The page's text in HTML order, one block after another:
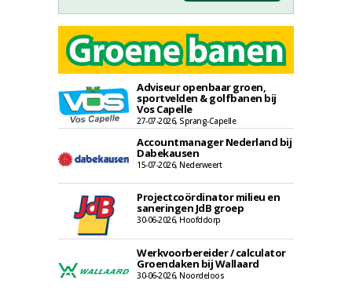
Adviseur openbaar groen,
sportvelden & golfbanen bij
Vos Capelle
27-07-2026, Sprang-Capelle
Accountmanager Nederland bij
Dabekausen
15-07-2026, Nederweert
Projectcoördinator milieu en
saneringen JdB groep
30-06-2026, Hoofddorp
Werkvoorbereider / calculator
Groendaken bij Wallaard
30-06-2026, Noordeloos